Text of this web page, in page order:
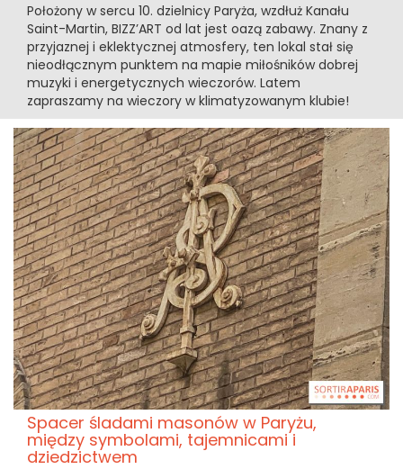
Położony w sercu 10. dzielnicy Paryża, wzdłuż Kanału
Saint-Martin, BIZZ’ART od lat jest oazą zabawy. Znany z
przyjaznej i eklektycznej atmosfery, ten lokal stał się
nieodłącznym punktem na mapie miłośników dobrej
muzyki i energetycznych wieczorów. Latem
zapraszamy na wieczory w klimatyzowanym klubie!
Spacer śladami masonów w Paryżu,
między symbolami, tajemnicami i
dziedzictwem